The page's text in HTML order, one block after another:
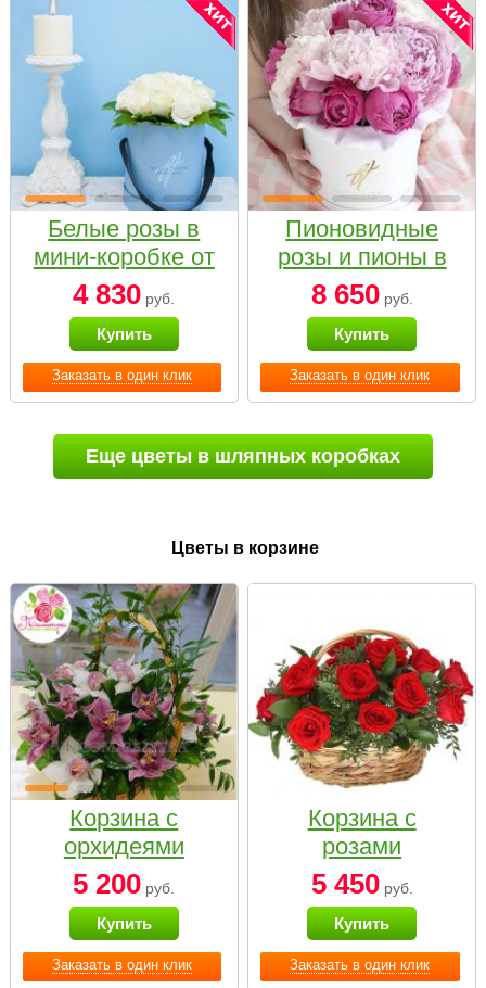
Заказать в один клик
Белые розы в
мини-коробке от
Bella Fiori
4 830 руб.
Купить
Заказать в один клик
Пионовидные
розы и пионы в
белой коробке
Small
8 650руб.
Купить
Еще цветы в шляпных коробках
Цветы в корзине
Заказать в один клик
Корзина с
орхидеями
малая
5 200 руб.
Купить
Заказать в один клик
Корзина с
розами
«Красный
Париж»
5 450руб.
Купить